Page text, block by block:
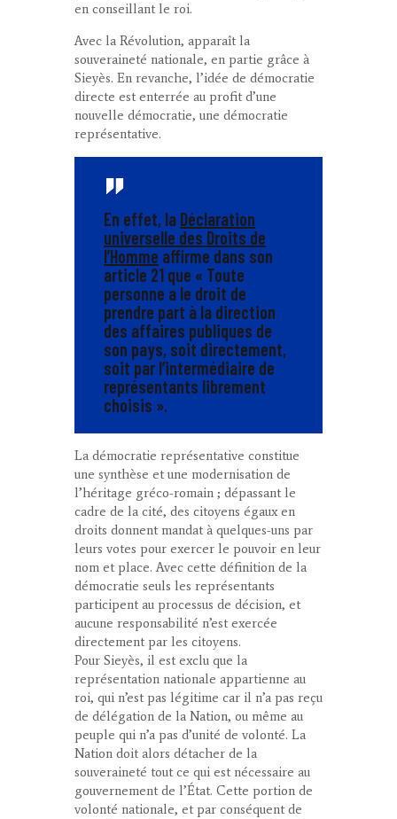
en conseillant le roi.
Avec la Révolution, apparaît la
souveraineté nationale, en partie grâce à
Sieyès. En revanche, l’idée de démocratie
directe est enterrée au profit d’une
nouvelle démocratie, une démocratie
représentative.
En effet, la Déclaration
universelle des Droits de
l’Homme affirme dans son
article 21 que « Toute
personne a le droit de
prendre part à la direction
des affaires publiques de
son pays, soit directement,
soit par l’intermédiaire de
représentants librement
choisis ».
La démocratie représentative constitue
une synthèse et une modernisation de
l’héritage gréco-romain ; dépassant le
cadre de la cité, des citoyens égaux en
droits donnent mandat à quelques-uns par
leurs votes pour exercer le pouvoir en leur
nom et place. Avec cette définition de la
démocratie seuls les représentants
participent au processus de décision, et
aucune responsabilité n’est exercée
directement par les citoyens.
Pour Sieyès, il est exclu que la
représentation nationale appartienne au
roi, qui n’est pas légitime car il n’a pas reçu
de délégation de la Nation, ou même au
peuple qui n’a pas d’unité de volonté. La
Nation doit alors détacher de la
souveraineté tout ce qui est nécessaire au
gouvernement de l’État. Cette portion de
volonté nationale, et par conséquent de